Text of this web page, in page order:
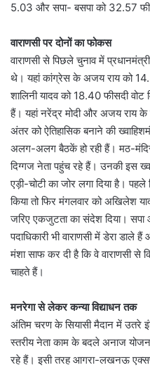
5.03 और सपा- बसपा को 32.57
वाराणसी पर दोनों का फोकस
वाराणसी से पिछले चुनाव में
थे। यहां कांग्रेस के अजय राय को
शालिनी यादव को 18.40 फीसदी वोट
हैं। यहां नरेंद्र मोदी और अजय राय के
अंतर को ऐतिहासिक बनाने की
अलग-अलग बैठकें हो रही हैं। मठ-
दिग्गज नेता पहुंच रहे हैं। उनकी इस
एड़ी-चोटी का जोर लगा दिया है।
किया तो फिर मंगलवार को अखिलेश
जरिए एकजुटता का संदेश दिया। सपा
पदाधिकारी भी वाराणसी में डेरा
मंशा साफ कर दी है कि वे वाराणसी से
चाहते हैं।
मनरेगा से लेकर कन्या विद्याधन तक
अंतिम चरण के सियासी मैदान में उतरे
स्तरीय नेता काम के बदले अनाज
रहे हैं। इसी तरह आगरा-लखनऊ